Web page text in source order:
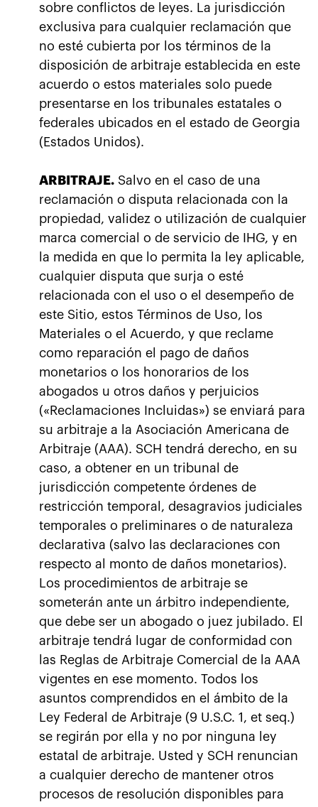
sobre conflictos de leyes. La jurisdicción
exclusiva para cualquier reclamación que
no esté cubierta por los términos de la
disposición de arbitraje establecida en este
acuerdo o estos materiales solo puede
presentarse en los tribunales estatales o
federales ubicados en el estado de Georgia
(Estados Unidos).
ARBITRAJE. Salvo en el caso de una
reclamación o disputa relacionada con la
propiedad, validez o utilización de cualquier
marca comercial o de servicio de IHG, y en
la medida en que lo permita la ley aplicable,
cualquier disputa que surja o esté
relacionada con el uso o el desempeño de
este Sitio, estos Términos de Uso, los
Materiales o el Acuerdo, y que reclame
como reparación el pago de daños
monetarios o los honorarios de los
abogados u otros daños y perjuicios
(«Reclamaciones Incluidas») se enviará para
su arbitraje a la Asociación Americana de
Arbitraje (AAA). SCH tendrá derecho, en su
caso, a obtener en un tribunal de
jurisdicción competente órdenes de
restricción temporal, desagravios judiciales
temporales o preliminares o de naturaleza
declarativa (salvo las declaraciones con
respecto al monto de daños monetarios).
Los procedimientos de arbitraje se
someterán ante un árbitro independiente,
que debe ser un abogado o juez jubilado. El
arbitraje tendrá lugar de conformidad con
las Reglas de Arbitraje Comercial de la AAA
vigentes en ese momento. Todos los
asuntos comprendidos en el ámbito de la
Ley Federal de Arbitraje (9 U.S.C. 1, et seq.)
se regirán por ella y no por ninguna ley
estatal de arbitraje. Usted y SCH renuncian
a cualquier derecho de mantener otros
procesos de resolución disponibles para